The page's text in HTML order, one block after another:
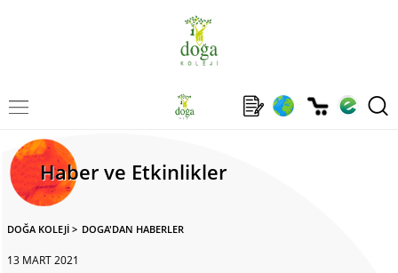
Haber ve Etkinlikler
DOĞA KOLEJİ > DOGA'DAN HABERLER
13 MART 2021